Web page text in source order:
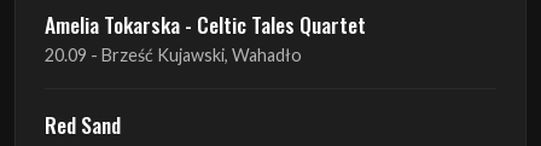
Amelia Tokarska - Celtic Tales Quartet
20.09 - Brześć Kujawski, Wahadło
Red Sand